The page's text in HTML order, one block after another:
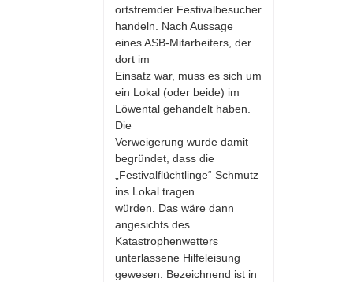
ortsfremder Festivalbesucher
handeln. Nach Aussage
eines ASB-Mitarbeiters, der
dort im
Einsatz war, muss es sich um
ein Lokal (oder beide) im
Löwental gehandelt haben.
Die
Verweigerung wurde damit
begründet, dass die
„Festivalflüchtlinge“ Schmutz
ins Lokal tragen
würden. Das wäre dann
angesichts des
Katastrophenwetters
unterlassene Hilfeleisung
gewesen. Bezeichnend ist in